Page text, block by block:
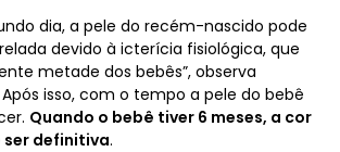
dia, a pele do recém-nascido pode
devido à icterícia fisiológica, que
metade dos bebês”, observa
isso, com o tempo a pele do bebê
Quando o bebê tiver 6 meses, a cor
ser definitiva.